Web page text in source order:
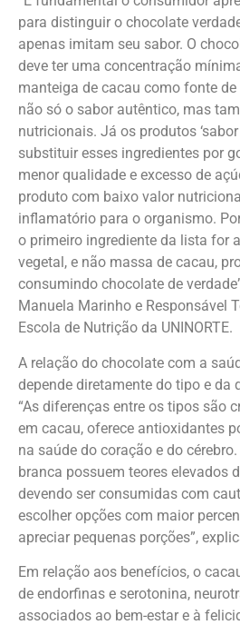
para distinguir o chocolate
apenas imitam seu sabor. O
deve ter uma concentração
manteiga de cacau como fonte
não só o sabor autêntico, mas
nutricionais. Já os produtos
substituir esses ingredientes por
menor qualidade e excesso de
produto com baixo valor
inflamatório para o organismo.
o primeiro ingrediente da lista for
vegetal, e não massa de cacau,
consumindo chocolate de
Manuela Marinho e Responsável
Escola de Nutrição da UNINORTE.
A relação do chocolate com a
depende diretamente do tipo e da
“As diferenças entre os tipos são
em cacau, oferece antioxidantes
na saúde do coração e do
branca possuem teores elevados
devendo ser consumidas com
escolher opções com maior
apreciar pequenas porções”,
Em relação aos benefícios, o
de endorfinas e serotonina,
associados ao bem-estar e à